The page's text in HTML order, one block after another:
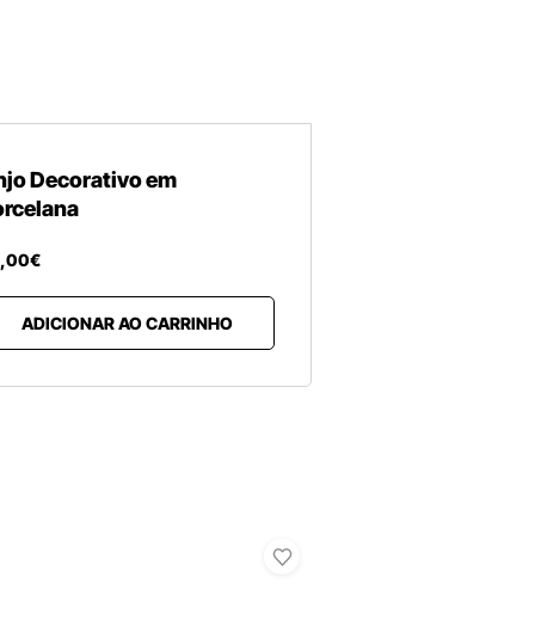
Decorativo em
,00€
ADICIONAR AO CARRINHO